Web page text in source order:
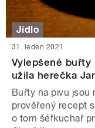
Jídlo
31. leden 2021
Vylepšené
užila herečka
Buřty na pivu jsou
prověřený recept
o tom šéfkuchař